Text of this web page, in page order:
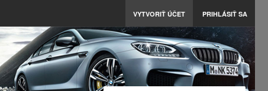
VYTVORIŤ ÚČET PRIHLÁSIŤ SA